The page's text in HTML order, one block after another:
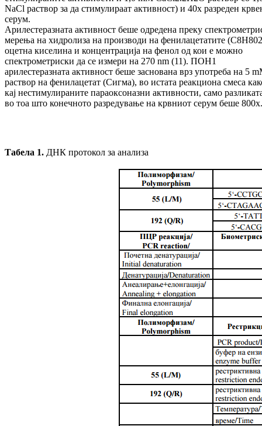
NaCl раствор за да стимулираат активност) и 40x разреден
серум.
Арилестеразната активност беше одредена преку
мерења на хидролиза на производи на фенилацетатите
оцетна киселина и концентрација на фенол од кои е можно
спектрометриски да се измери на 270 nm (11). ПОН1
арилестеразната активност беше заснована врз употреба на 5
раствор на фенилацетат (Сигма), во истата реакциона смеса
кај нестимулираните параоксоназни активности, само
во тоа што конечното разредување на крвниот серум беше 800x.
Табела 1. ДНК протокол за анализа